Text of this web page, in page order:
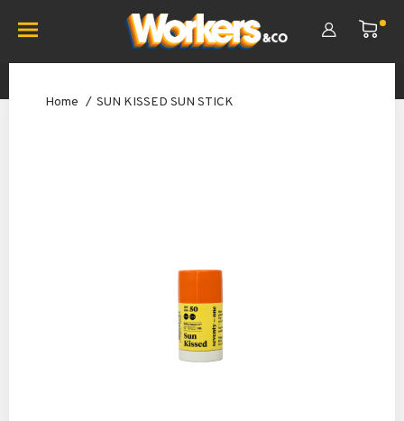
Home SUN KISSED SUN STICK